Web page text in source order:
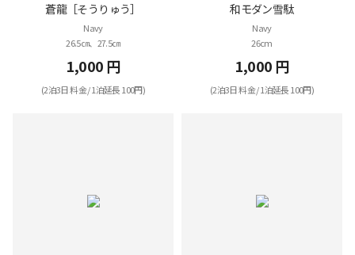
蒼龍［そうりゅう］
Navy
26.5㎝、27.5㎝
1,000 円
(2泊3日 料金 / 1泊延長 100円)
和モダン雪駄
Navy
26cm
1,000 円
(2泊3日 料金 / 1泊延長 100円)